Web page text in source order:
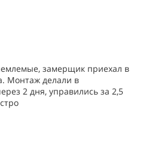
замерщик приехал в
Монтаж делали в
2 дня, управились за 2,5